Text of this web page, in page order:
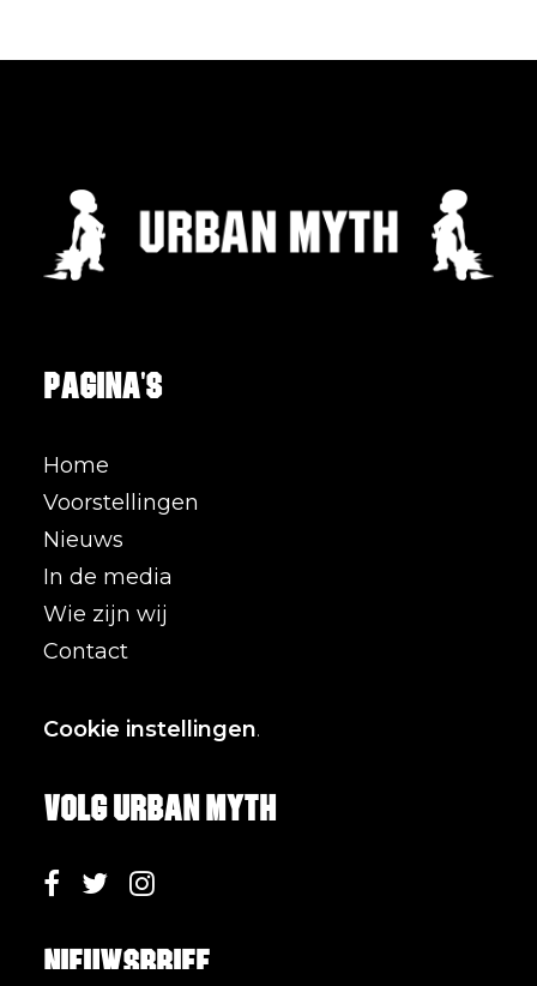
Pagina's
Home
Voorstellingen
Nieuws
In de media
Wie zijn wij
Contact
Cookie instellingen.
Volg Urban Myth
Nieuwsbrief